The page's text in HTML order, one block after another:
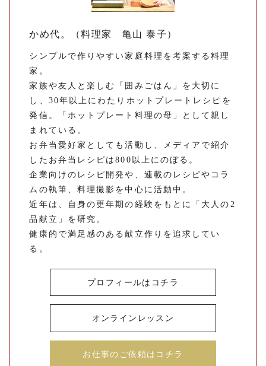
かめ代。（料理家 亀山 泰子）
シンプルで作りやすい家庭料理を考案する料理
家。
家族や友人と楽しむ「囲みごはん」を大切に
し、30年以上にわたりホットプレートレシピを
発信。「ホットプレート料理の母」として親し
まれている。
お弁当愛好家としても活動し、メディアで紹介
したお弁当レシピは800以上にのぼる。
企業向けのレシピ開発や、連載のレシピやコラ
ムの執筆、料理撮影を中心に活動中。
近年は、自身の更年期の経験をもとに「大人の2
品献立」を研究。
健康的で満足感のある献立作りを追求してい
る。
プロフィールはコチラ
オンラインレッスン
お仕事のご依頼はコチラ